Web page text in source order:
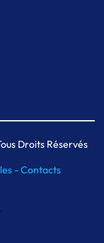
Droits Réservés
-Contacts